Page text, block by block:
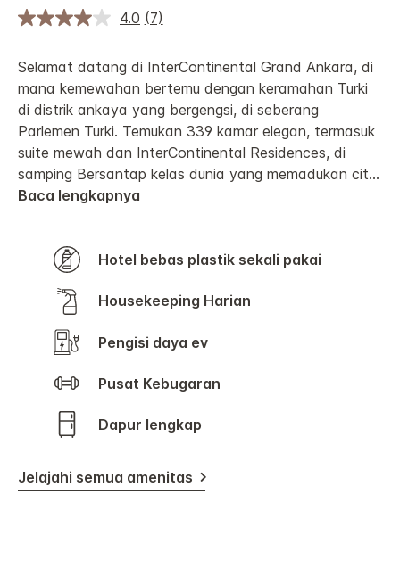
4.0 (7)
Selamat datang di InterContinental Grand Ankara, di
mana kemewahan bertemu dengan keramahan Turki
di distrik ankaya yang bergengsi, di seberang
Parlemen Turki. Temukan 339 kamar elegan, termasuk
suite mewah dan InterContinental Residences, di
samping Bersantap kelas dunia yang memadukan cit...
Baca lengkapnya
Hotel bebas plastik sekali pakai
Housekeeping Harian
Pengisi daya ev
Pusat Kebugaran
Dapur lengkap
Jelajahi semua amenitas